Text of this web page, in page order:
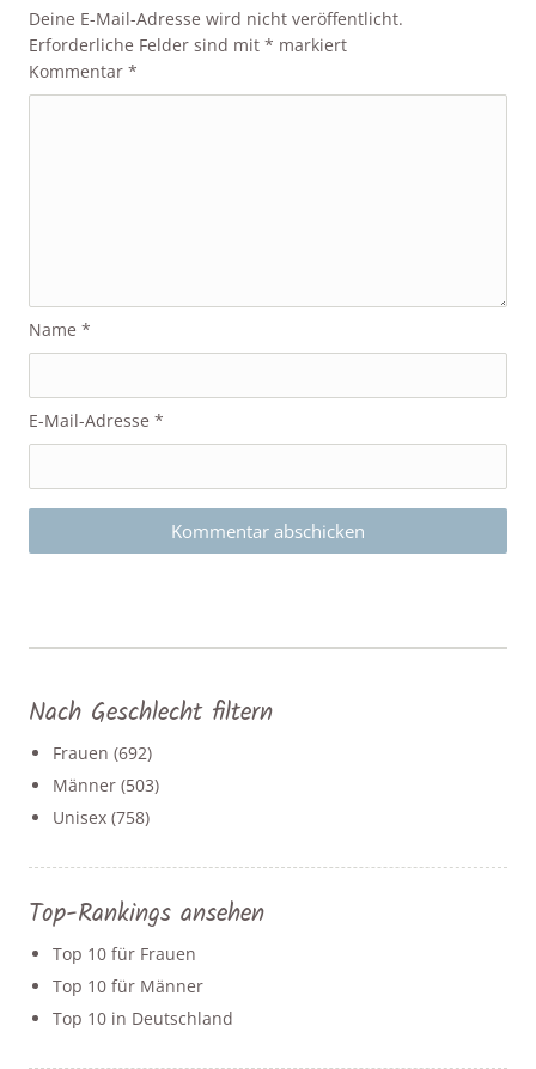
Deine E-Mail-Adresse wird nicht veröffentlicht.
Erforderliche Felder sind mit* markiert
Kommentar*
Name*
E-Mail-Adresse*
Nach Geschlecht filtern
Frauen (692)
Männer (503)
Unisex (758)
Top-Rankings ansehen
Top 10 für Frauen
Top 10 für Männer
Top 10 in Deutschland